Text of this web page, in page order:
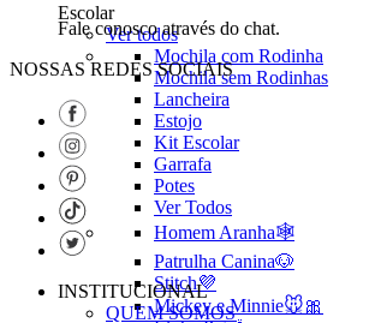
Escolar
Ver todos
Mochila com Rodinha
Mochila sem Rodinhas
Lancheira
Estojo
Kit Escolar
Garrafa
Potes
Ver Todos
Homem Aranha🕸️
Patrulha Canina🐶
Stitch💜
Mickey e Minnie🐭🎀
Fale conosco através do chat.
NOSSAS REDES SOCIAIS
INSTITUCIONAL
QUEM SOMOS